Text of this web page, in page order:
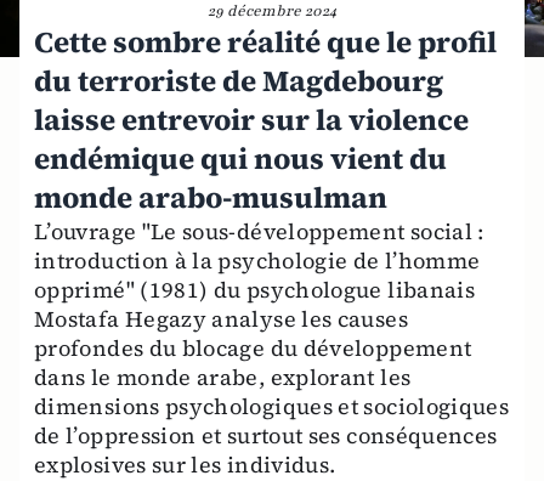
29 décembre 2024
Cette sombre réalité que le profil
du terroriste de Magdebourg
laisse entrevoir sur la violence
endémique qui nous vient du
monde arabo-musulman
L’ouvrage "Le sous-développement social :
introduction à la psychologie de l’homme
opprimé" (1981) du psychologue libanais
Mostafa Hegazy analyse les causes
profondes du blocage du développement
dans le monde arabe, explorant les
dimensions psychologiques et sociologiques
de l’oppression et surtout ses conséquences
explosives sur les individus.